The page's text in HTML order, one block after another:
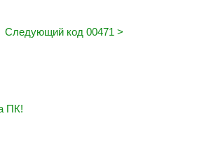
Следующий код 00471 >
ПК!